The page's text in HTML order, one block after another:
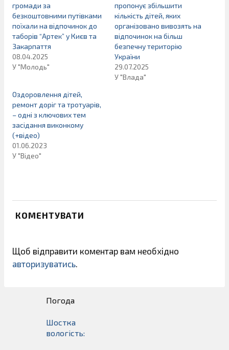
громади за
безкоштовними путівками
поїхали на відпочинок до
таборів “Артек” у Києв та
Закарпаття
08.04.2025
У "Молодь"
пропонує збільшити
кількість дітей, яких
організовано вивозять на
відпочинок на більш
безпечну територію
України
29.07.2025
У "Влада"
Оздоровлення дітей,
ремонт доріг та тротуарів,
– одні з ключових тем
засідання виконкому
(+відео)
01.06.2023
У "Відео"
КОМЕНТУВАТИ
Щоб відправити коментар вам необхідно
авторизуватись
Погода
Шостка
вологість: